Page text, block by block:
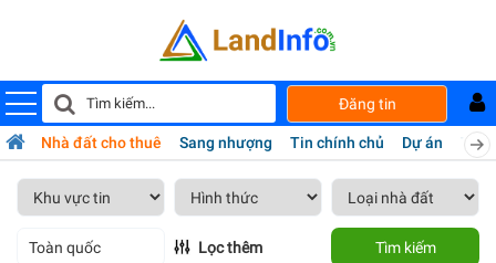
Đăng tin
Nhà đất cho thuê Sang nhượng Tin chính chủ Dự án
Toàn quốc Lọc thêm Tìm kiếm